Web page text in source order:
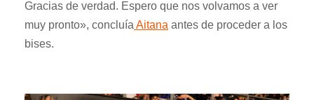
Gracias de verdad. Espero que nos volvamos a ver
muy pronto», concluía Aitana antes de proceder a los
bises.